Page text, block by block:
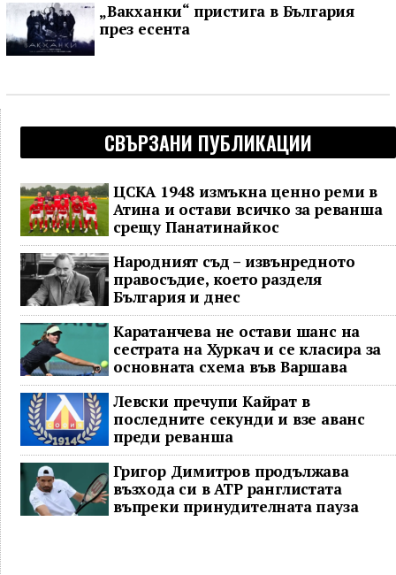
„Вакханки“ пристига в България
през есента
СВЪРЗАНИ ПУБЛИКАЦИИ
ЦСКА 1948 измъкна ценно реми в
Атина и остави всичко за реванша
срещу Панатинайкос
Народният съд – извънредното
правосъдие, което разделя
България и днес
Каратанчева не остави шанс на
сестрата на Хуркач и се класира за
основната схема във Варшава
Левски пречупи Кайрат в
последните секунди и взе аванс
преди реванша
Григор Димитров продължава
възхода си в ATP ранглистата
въпреки принудителната пауза